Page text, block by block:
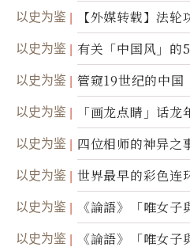
以史为鉴
【外媒转载】法
事
以史为鉴 有关「中国风」的
以史为鉴 管窥19世纪的中国
以史为鉴 「画龙点睛」话龙
以史为鉴 四位相师的神异之
以史为鉴 世界最早的彩色连
以史为鉴
《論語》「唯女
（三）
以史为鉴
《論語》「唯女